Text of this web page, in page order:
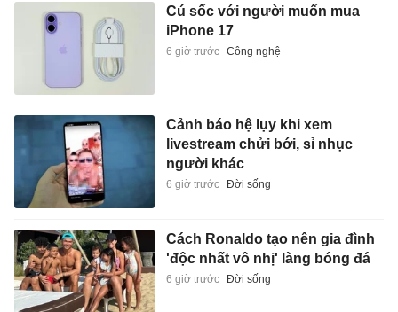
Cú sốc với người muốn mua
iPhone 17
6 giờ trước Công nghệ
Cảnh báo hệ lụy khi xem
livestream chửi bới, sỉ nhục
người khác
6 giờ trước Đời sống
Cách Ronaldo tạo nên gia đình
'độc nhất vô nhị' làng bóng đá
6 giờ trước Đời sống